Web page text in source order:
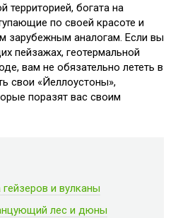
территорией, богата на
по своей красоте и
зарубежным аналогам. Если вы
пейзажах, геотермальной
вам не обязательно лететь в
свои «Йеллоустоны»,
поразят вас своим
и вулканы
лес и дюны